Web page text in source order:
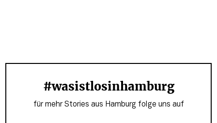
#wasistlosinhamburg
für mehr Stories aus Hamburg folge uns auf